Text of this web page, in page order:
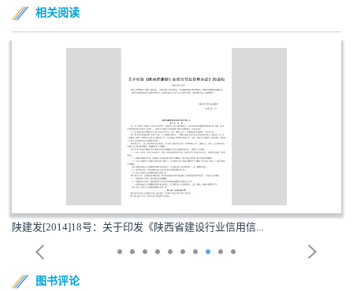
相关阅读
陕建发[2014]18号：关于印发《陕西省建设行业信用信...
图书评论